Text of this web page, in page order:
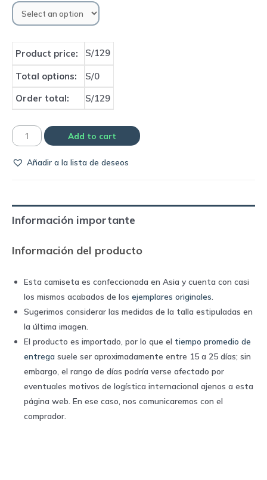
Product price: S/129
Total options:
S/0
Order total:
S/129
Camiseta
2023/24
Adidas
quantity
Add to cart
Añadir a la lista de deseos
Información importante
Información del producto
Esta camiseta es confeccionada en Asia y cuenta con casi
los mismos acabados de los ejemplares originales
Sugerimos considerar las medidas de la talla estipuladas en
la última imagen.
El producto es importado, por lo que el tiempo promedio de
entrega suele ser aproximadamente entre 15 a 25 días; sin
embargo, el rango de días podría verse afectado por
eventuales motivos de logística internacional ajenos a esta
página web. En ese caso, nos comunicaremos con el
comprador.